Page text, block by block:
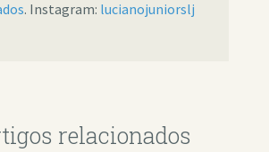
. Instagram: lucianojuniorslj
relacionados